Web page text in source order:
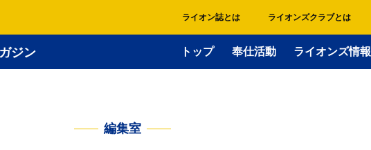
ジン
ライオン誌とは ライオンズクラブとは
トップ 奉仕活動 ライオンズ情報
編集室